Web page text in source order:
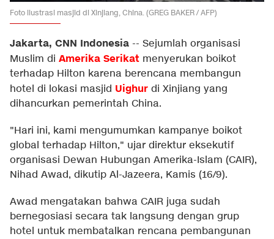
Foto ilustrasi masjid di Xinjiang, China. (GREG BAKER / AFP)
Jakarta, CNN Indonesia -- Sejumlah organisasi
Muslim di Amerika Serikat menyerukan boikot
terhadap Hilton karena berencana membangun
hotel di lokasi masjid Uighur di Xinjiang yang
dihancurkan pemerintah China.
"Hari ini, kami mengumumkan kampanye boikot
global terhadap Hilton," ujar direktur eksekutif
organisasi Dewan Hubungan Amerika-Islam (CAIR),
Nihad Awad, dikutip Al-Jazeera, Kamis (16/9).
Awad mengatakan bahwa CAIR juga sudah
bernegosiasi secara tak langsung dengan grup
hotel untuk membatalkan rencana pembangunan